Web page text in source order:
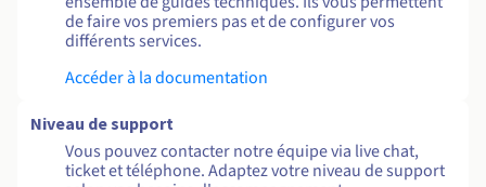
de faire vos premiers pas et de configurer vos
différents services.
Accéder à la documentation
Niveau de support
Vous pouvez contacter notre équipe via live chat,
ticket et téléphone. Adaptez votre niveau de support